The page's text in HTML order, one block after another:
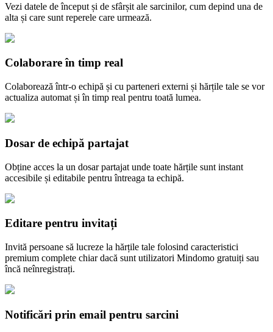
Vezi datele de început și de sfârșit ale sarcinilor, cum depind una de
alta și care sunt reperele care urmează.
Colaborare în timp real
Colaborează într-o echipă și cu parteneri externi și hărțile tale se vor
actualiza automat și în timp real pentru toată lumea.
Dosar de echipă partajat
Obține acces la un dosar partajat unde toate hărțile sunt instant
accesibile și editabile pentru întreaga ta echipă.
Editare pentru invitați
Invită persoane să lucreze la hărțile tale folosind caracteristici
premium complete chiar dacă sunt utilizatori Mindomo gratuiți sau
încă neînregistrați.
Notificări prin email pentru sarcini